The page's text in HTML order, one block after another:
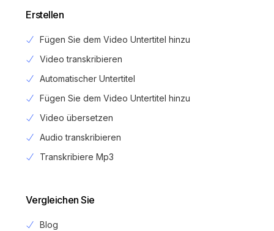
Erstellen
Fügen Sie dem Video Untertitel hinzu
Video transkribieren
Automatischer Untertitel
Fügen Sie dem Video Untertitel hinzu
Video übersetzen
Audio transkribieren
Transkribiere Mp3
Vergleichen Sie
Blog